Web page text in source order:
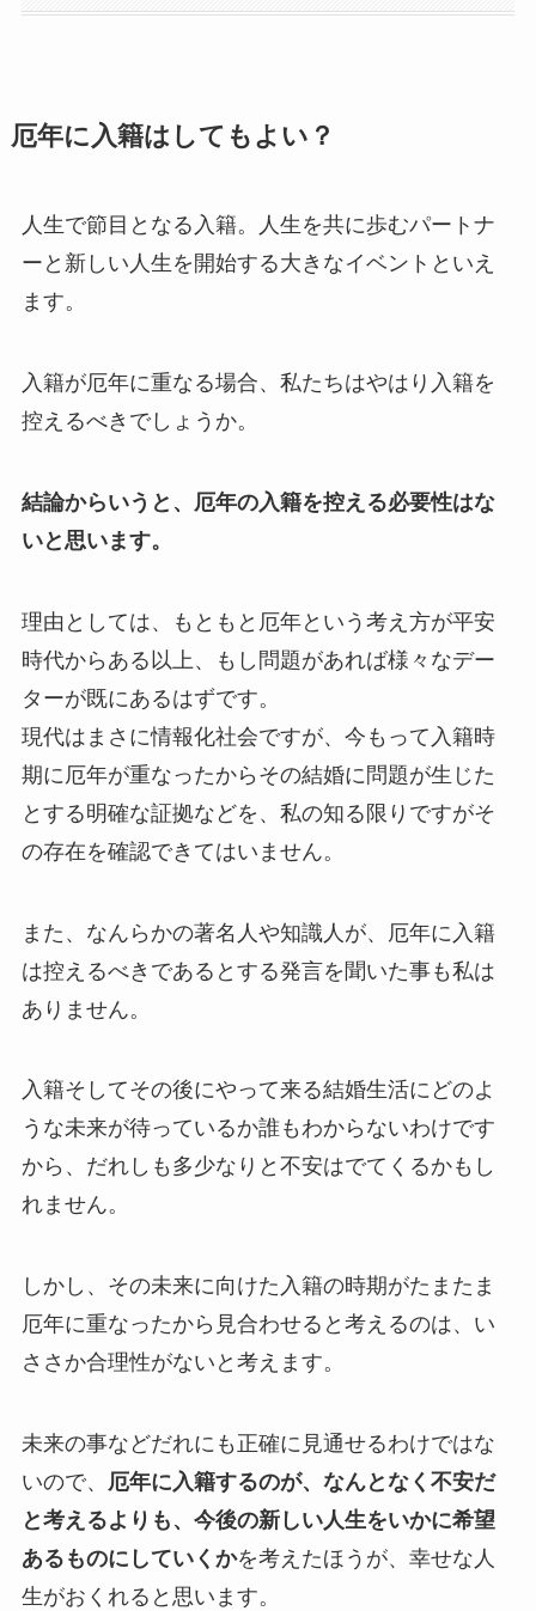
厄年に入籍はしてもよい？
人生で節目となる入籍。人生を共に歩むパートナ
ーと新しい人生を開始する大きなイベントといえ
ます。
入籍が厄年に重なる場合、私たちはやはり入籍を
控えるべきでしょうか。
結論からいうと、厄年の入籍を控える必要性はな
いと思います。
理由としては、もともと厄年という考え方が平安
時代からある以上、もし問題があれば様々なデー
ターが既にあるはずです。
現代はまさに情報化社会ですが、今もって入籍時
期に厄年が重なったからその結婚に問題が生じた
とする明確な証拠などを、私の知る限りですがそ
の存在を確認できてはいません。
また、なんらかの著名人や知識人が、厄年に入籍
は控えるべきであるとする発言を聞いた事も私は
ありません。
入籍そしてその後にやって来る結婚生活にどのよ
うな未来が待っているか誰もわからないわけです
から、だれしも多少なりと不安はでてくるかもし
れません。
しかし、その未来に向けた入籍の時期がたまたま
厄年に重なったから見合わせると考えるのは、い
ささか合理性がないと考えます。
未来の事などだれにも正確に見通せるわけではな
いので、 厄年に入籍するのが、なんとなく不安だ
と考えるよりも、今後の新しい人生をいかに希望
あるものにしていくかを考えたほうが、幸せな人
生がおくれると思います。